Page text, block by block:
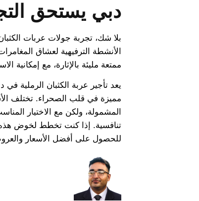
دبي يستحق
بلا شك، تجربة جولات عربات
الأنشطة الترفيهية لعشاق
ممتعة مليئة بالإثارة، مع إمكانية
يعد تأجير عربة الكثبان الرملية
مميزة في قلب الصحراء. تختلف
المشمولة، ولكن مع الاختيار
تنافسية. إذا كنت تخطط لخوض
للحصول على أفضل الأسعار